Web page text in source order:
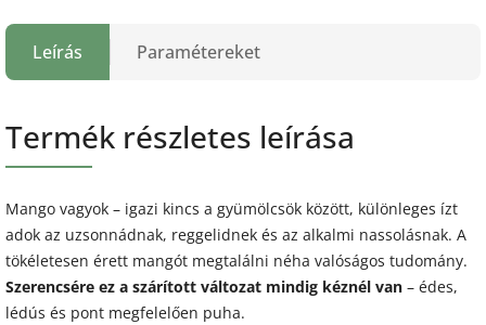
Leírás Paramétereket
Termék részletes leírása
Mango vagyok – igazi kincs a gyümölcsök között, különleges ízt
adok az uzsonnádnak, reggelidnek és az alkalmi nassolásnak. A
tökéletesen érett mangót megtalálni néha valóságos tudomány.
Szerencsére ez a szárított változat mindig kéznél van – édes,
lédús és pont megfelelően puha.